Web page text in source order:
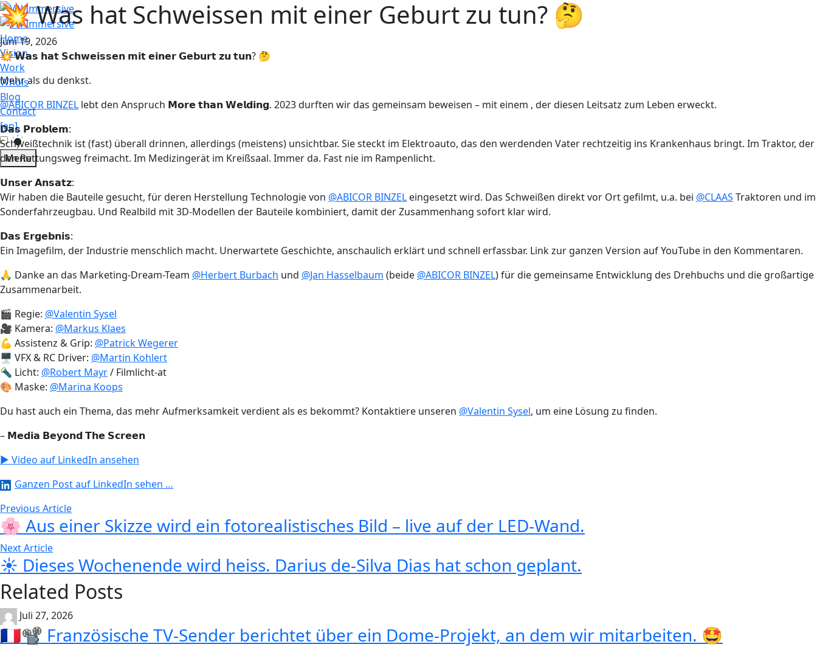
Home
Vision
Work
Whois
Blog
Contact
[en]
Menu
💥 Was hat Schweissen mit einer Geburt zu tun? 🤔
Juni 19, 2026
💥 𝗪𝗮𝘀 𝗵𝗮𝘁 𝗦𝗰𝗵𝘄𝗲𝗶𝘀𝘀𝗲𝗻 𝗺𝗶𝘁 𝗲𝗶𝗻𝗲𝗿 𝗚𝗲𝗯𝘂𝗿𝘁 𝘇𝘂 𝘁𝘂𝗻? 🤔
Mehr als du denkst.
@ABICOR BINZEL lebt den Anspruch 𝗠𝗼𝗿𝗲 𝘁𝗵𝗮𝗻 𝗪𝗲𝗹𝗱𝗶𝗻𝗴. 2023 durften wir das gemeinsam beweisen – mit einem , der diesen Leitsatz zum Leben erweckt.
𝗗𝗮𝘀 𝗣𝗿𝗼𝗯𝗹𝗲𝗺:
Schweißtechnik ist (fast) überall drinnen, allerdings (meistens) unsichtbar. Sie steckt im Elektroauto, das den werdenden Vater rechtzeitig ins Krankenhaus bringt. Im Traktor, der
den Rettungsweg freimacht. Im Medizingerät im Kreißsaal. Immer da. Fast nie im Rampenlicht.
𝗨𝗻𝘀𝗲𝗿 𝗔𝗻𝘀𝗮𝘁𝘇:
Wir haben die Bauteile gesucht, für deren Herstellung Technologie von @ABICOR BINZEL eingesetzt wird. Das Schweißen direkt vor Ort gefilmt, u.a. bei @CLAAS Traktoren und im
Sonderfahrzeugbau. Und Realbild mit 3D-Modellen der Bauteile kombiniert, damit der Zusammenhang sofort klar wird.
𝗗𝗮𝘀 𝗘𝗿𝗴𝗲𝗯𝗻𝗶𝘀:
Ein Imagefilm, der Industrie menschlich macht. Unerwartete Geschichte, anschaulich erklärt und schnell erfassbar. Link zur ganzen Version auf YouTube in den Kommentaren.
🙏 Danke an das Marketing-Dream-Team @Herbert Burbach und @Jan Hasselbaum (beide @ABICOR BINZEL) für die gemeinsame Entwicklung des Drehbuchs und die großartige
Zusammenarbeit.
🎬 Regie: @Valentin Sysel
🎥 Kamera: @Markus Klaes
💪 Assistenz & Grip: @Patrick Wegerer
🖥️ VFX & RC Driver: @Martin Kohlert
🔦 Licht: @Robert Mayr/ Filmlicht-at
🎨 Maske: @Marina Koops
Du hast auch ein Thema, das mehr Aufmerksamkeit verdient als es bekommt? Kontaktiere unseren @Valentin Sysel, um eine Lösung zu finden.
– 𝗠𝗲𝗱𝗶𝗮 𝗕𝗲𝘆𝗼𝗻𝗱 𝗧𝗵𝗲 𝗦𝗰𝗿𝗲𝗲𝗻
▶ Video auf LinkedIn ansehen
Ganzen Post auf LinkedIn sehen …
Previous Article
🌸 Aus einer Skizze wird ein fotorealistisches Bild – live auf der LED-Wand.
Next Article
☀️ Dieses Wochenende wird heiss. Darius de-Silva Dias hat schon geplant.
Related Posts
Juli 27, 2026
🇫🇷📽️ Französische TV-Sender berichtet über ein Dome-Projekt, an dem wir mitarbeiten. 🤩